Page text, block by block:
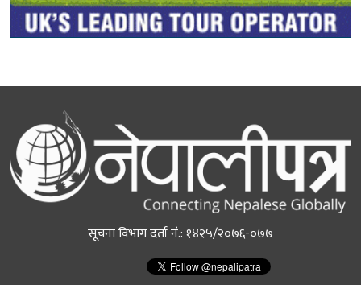
सूचना विभाग दर्ता नं.: १४२५/२०७६-०७७